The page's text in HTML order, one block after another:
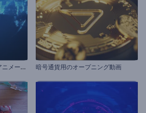
「
デジタル グローブロゴ アニメーション」 暗号通貨用のオープニング動画